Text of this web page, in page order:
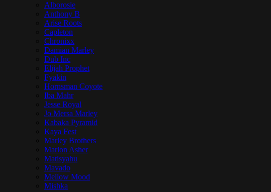
Alborosie
Anthony B
Arise Roots
Capleton
Chronixx
Damian Marley
Dub Inc
Elijah Prophet
Fyakin
Hornsman Coyote
Iba Mahr
Jesse Royal
Jo Mersa Marley
Kabaka Pyramid
Kaya Fest
Marley Brothers
Marlon Asher
Matisyahu
Mavado
Mellow Mood
Mishka